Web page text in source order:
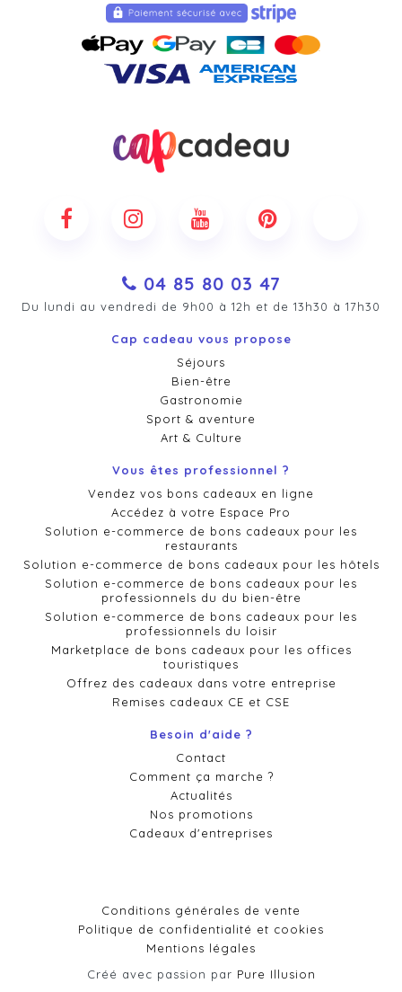
04 85 80 03 47
Du lundi au vendredi de 9h00 à 12h et de 13h30 à 17h30
Cap cadeau vous propose
Séjours
Bien-être
Gastronomie
Sport & aventure
Art & Culture
Vous êtes professionnel ?
Vendez vos bons cadeaux en ligne
Accédez à votre Espace Pro
Solution e-commerce de bons cadeaux pour les
restaurants
Solution e-commerce de bons cadeaux pour les hôtels
Solution e-commerce de bons cadeaux pour les
professionnels du du bien-être
Solution e-commerce de bons cadeaux pour les
professionnels du loisir
Marketplace de bons cadeaux pour les offices
touristiques
Offrez des cadeaux dans votre entreprise
Remises cadeaux CE et CSE
Besoin d'aide ?
Contact
Comment ça marche ?
Actualités
Nos promotions
Cadeaux d'entreprises
Conditions générales de vente
Politique de confidentialité et cookies
Mentions légales
Créé avec passion par Pure Illusion